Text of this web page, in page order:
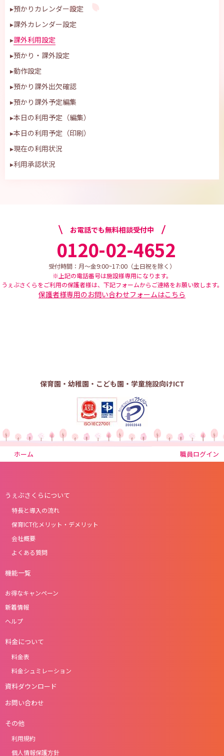
▸預かりカレンダー設定
▸課外カレンダー設定
▸課外利用設定
▸預かり・課外設定
▸動作設定
▸預かり課外出欠確認
▸預かり課外予定編集
▸本日の利用予定（編集）
▸本日の利用予定（印刷）
▸現在の利用状況
▸利用承認状況
お電話でも無料相談受付中
0120-02-4652
受付時間：月～金9:00~17:00 （土日祝を除く）
※上記の電話番号は施設様専用になります。
うぇぶさくらをご利用の保護者様は、下記フォームからご連絡をお願い致します。
保護者様専用のお問い合わせフォームはこちら
保育園・幼稚園・こども園・学童施設向けICT
ホーム 職員ログイン
うぇぶさくらについて
特長と導入の流れ
保育ICT化メリット・デメリット
会社概要
よくある質問
機能一覧
お得なキャンペーン
新着情報
ヘルプ
料金について
料金表
料金シュミレーション
資料ダウンロード
お問い合わせ
その他
利用規約
個人情報保護方針